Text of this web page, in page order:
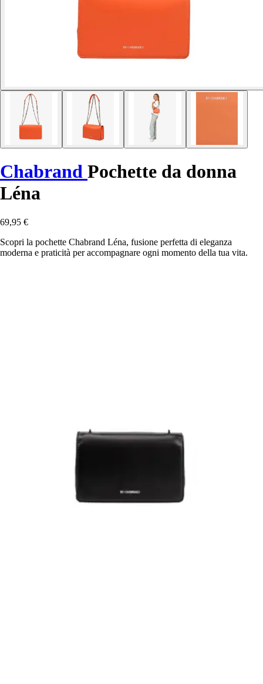
Chabrand Pochette da donna
Léna
69,95 €
Scopri la pochette Chabrand Léna, fusione perfetta di eleganza
moderna e praticità per accompagnare ogni momento della tua vita.